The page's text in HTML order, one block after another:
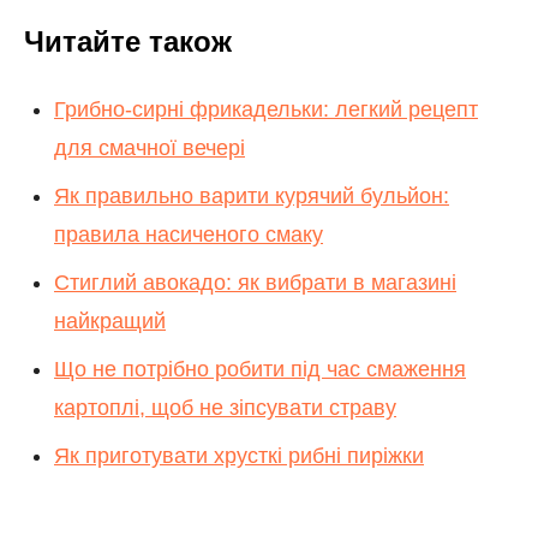
Читайте також
Грибно-сирні фрикадельки: легкий рецепт
для смачної вечері
Як правильно варити курячий бульйон:
правила насиченого смаку
Стиглий авокадо: як вибрати в магазині
найкращий
Що не потрібно робити під час смаження
картоплі, щоб не зіпсувати страву
Як приготувати хрусткі рибні пиріжки